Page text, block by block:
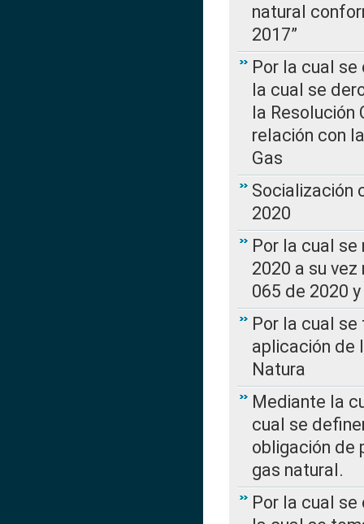
natural
2017”
Por la cual
la cual se
la Resolución
relación con
Gas
Socialización
2020
Por la cual se
2020 a su
065 de 2020
Por la cual
aplicación de
Natura
Mediante la
cual se
obligación de
gas natural.
Por la cual se